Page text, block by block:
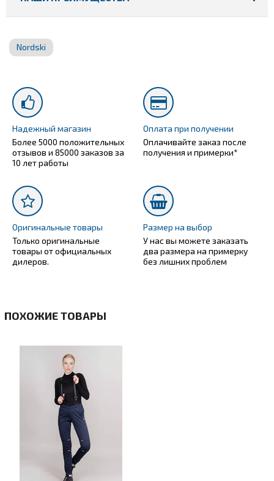
Nordski
Надежный магазин
Более 5000 положительных
отзывов и 85000 заказов за
10 лет работы
Оплата при получении
Оплачивайте заказ после
получения и примерки*
Оригинальные товары
Только оригинальные
товары от официальных
дилеров.
Размер на выбор
У нас вы можете заказать
два размера на примерку
без лишних проблем
ПОХОЖИЕ ТОВАРЫ